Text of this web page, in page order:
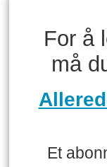
For å
må
Et